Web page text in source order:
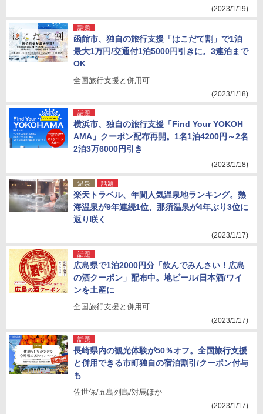
(2023/1/19)
話題
函館市、独自の旅行支援「はこだて割」で1泊
最大1万円/交通付1泊5000円引きに。3連泊まで
OK
全国旅行支援と併用可
(2023/1/18)
話題
横浜市、独自の旅行支援「Find Your YOKOH
AMA」クーポン配布再開。1名1泊4200円～2名
2泊3万6000円引き
(2023/1/18)
温泉 話題
楽天トラベル、年間人気温泉地ランキング。熱
海温泉が9年連続1位、那須温泉が4年ぶり3位に
返り咲く
(2023/1/17)
話題
広島県で1泊2000円分「飲んでみんさい！広島
の酒クーポン」配布中。地ビール/日本酒/ワイ
ンを土産に
全国旅行支援と併用可
(2023/1/17)
話題
長崎県内の観光体験が50％オフ。全国旅行支援
と併用できる市町独自の宿泊割引/クーポン付与
も
佐世保/五島列島/対馬ほか
(2023/1/17)